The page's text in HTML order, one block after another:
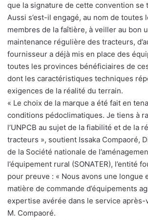
que la signature de cette convention se
Aussi s’est-il engagé, au nom de toutes
membres de la faîtière, à veiller au bon
maintenance régulière des tracteurs,
fournisseur a déjà mis en place des
toutes les provinces bénéficiaires de
dont les caractéristiques techniques
exigences de la réalité du terrain.
« Le choix de la marque a été fait en
conditions pédoclimatiques. Je tiens à
l’UNPCB au sujet de la fiabilité et de la
tracteurs », soutient Issaka Compaoré,
de la Société nationale de
l’équipement rural (SONATER), l’entité
pour preuve : « Nous avons une longue
matière de commande d’équipements
expertise avérée dans le service après-
M. Compaoré.